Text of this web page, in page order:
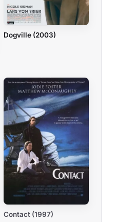
Dogville (2003)
Contact (1997)